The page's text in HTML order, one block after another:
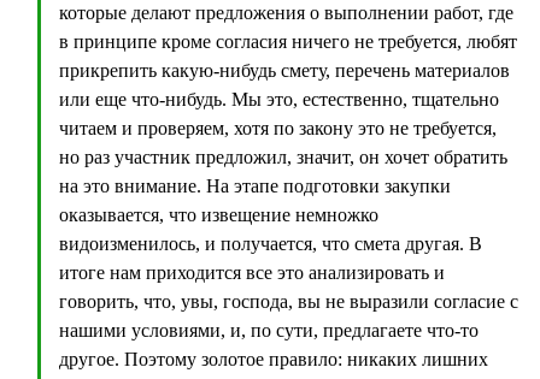
которые делают предложения о выполнении работ, где
в принципе кроме согласия ничего не требуется, любят
прикрепить какую-нибудь смету, перечень материалов
или еще что-нибудь. Мы это, естественно, тщательно
читаем и проверяем, хотя по закону это не требуется,
но раз участник предложил, значит, он хочет обратить
на это внимание. На этапе подготовки закупки
оказывается, что извещение немножко
видоизменилось, и получается, что смета другая. В
итоге нам приходится все это анализировать и
говорить, что, увы, господа, вы не выразили согласие с
нашими условиями, и, по сути, предлагаете что-то
другое. Поэтому золотое правило: никаких лишних